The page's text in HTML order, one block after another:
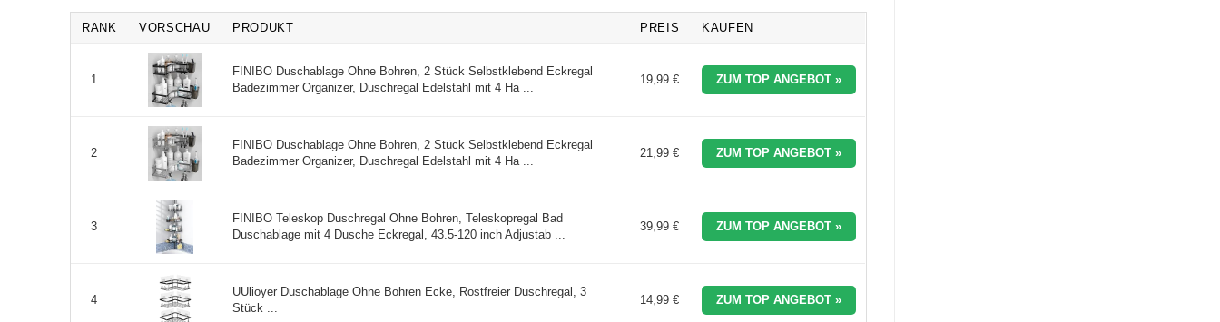
RANK VORSCHAU PRODUKT PREIS KAUFEN
1
FINIBO Duschablage Ohne Bohren, 2 Stück Selbstklebend Eckregal
Badezimmer Organizer, Duschregal Edelstahl mit 4 Ha ...
19,99 € ZUM TOP ANGEBOT »
2
FINIBO Duschablage Ohne Bohren, 2 Stück Selbstklebend Eckregal
Badezimmer Organizer, Duschregal Edelstahl mit 4 Ha ...
21,99 € ZUM TOP ANGEBOT »
3
FINIBO Teleskop Duschregal Ohne Bohren, Teleskopregal Bad
Duschablage mit 4 Dusche Eckregal, 43.5-120 inch Adjustab ...
39,99 € ZUM TOP ANGEBOT »
4
UUlioyer Duschablage Ohne Bohren Ecke, Rostfreier Duschregal, 3
Stück ...
14,99 € ZUM TOP ANGEBOT »